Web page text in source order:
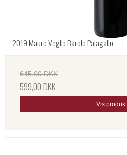
2019 Mauro Veglio Barolo Paiagallo
645,00 DKK
599,00 DKK
Vis produkt